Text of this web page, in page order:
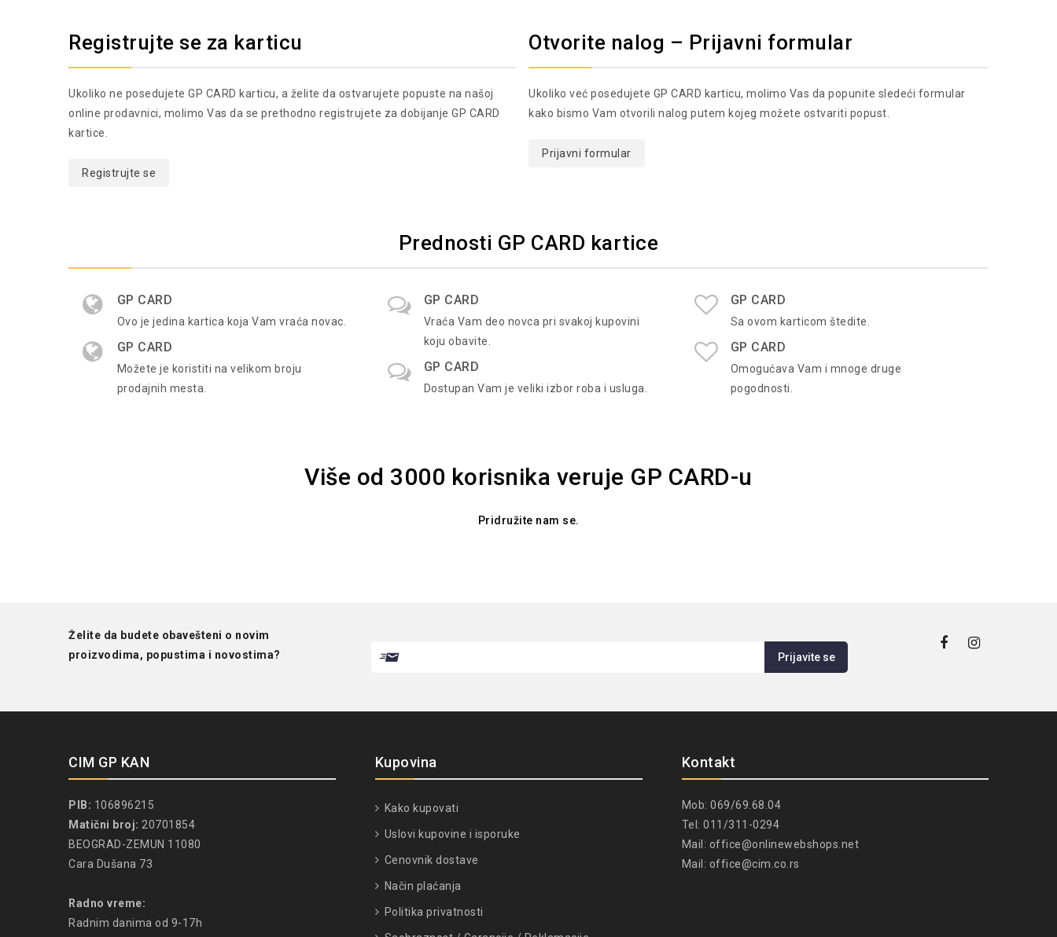
Registrujte se za karticu
Ukoliko ne posedujete GP CARD karticu, a želite da ostvarujete popuste na našoj
online prodavnici, molimo Vas da se prethodno registrujete za dobijanje GP CARD
kartice.
Registrujte se
Otvorite nalog – Prijavni formular
Ukoliko već posedujete GP CARD karticu, molimo Vas da popunite sledeći formular
kako bismo Vam otvorili nalog putem kojeg možete ostvariti popust.
Prijavni formular
Prednosti GP CARD kartice
GP CARD
Ovo je jedina kartica koja Vam vraća novac.
GP CARD
Možete je koristiti na velikom broju
prodajnih mesta.
GP CARD
Vraća Vam deo novca pri svakoj kupovini
koju obavite.
GP CARD
Dostupan Vam je veliki izbor roba i usluga.
GP CARD
Sa ovom karticom štedite.
GP CARD
Omogućava Vam i mnoge druge
pogodnosti.
Više od 3000 korisnika veruje GP CARD-u
Pridružite nam se.
Želite da budete obavešteni o novim
proizvodima, popustima i novostima?
CIM GP KAN
PIB: 106896215
Matični broj: 20701854
BEOGRAD-ZEMUN 11080
Cara Dušana 73
Radno vreme:
Radnim danima od 9-17h
Kupovina
Kako kupovati
Uslovi kupovine i isporuke
Cenovnik dostave
Način plaćanja
Politika privatnosti
Kontakt
Mob: 069/69.68.04
Tel: 011/311-0294
Mail: office@onlinewebshops.net
Mail: office@cim.co.rs